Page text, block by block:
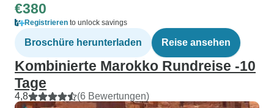
€380
Registrieren to unlock savings
Broschüre herunterladen Reise ansehen
Kombinierte Marokko Rundreise -10
Tage
4,8 (6 Bewertungen)